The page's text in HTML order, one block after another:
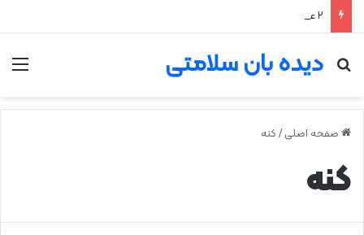
۲ علت شایع‌ کم‌شنوایی
دیده بان سلامتی
جستجو برای
صفحه اصلی / کنه
کنه